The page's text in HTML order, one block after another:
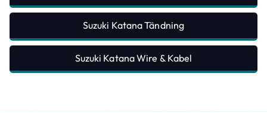
Suzuki Katana Tändning
Suzuki Katana Wire & Kabel